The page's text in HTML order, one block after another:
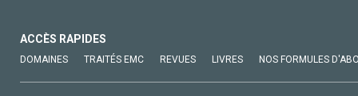
ACCÈS RAPIDES
DOMAINES TRAITÉS EMC REVUES LIVRES NOS FORMULES